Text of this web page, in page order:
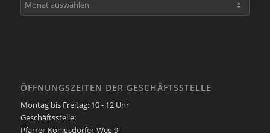
ÖFFNUNGSZEITEN DER GESCHÄFTSSTELLE
Montag bis Freitag: 10 - 12 Uhr
Geschäftsstelle:
Pfarrer-Königsdorfer-Weg 9